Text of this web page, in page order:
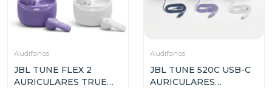
Audifonos
JBL TUNE FLEX 2
AURICULARES TRUE
Audifonos
JBL TUNE 520C USB-C
AURICULARES